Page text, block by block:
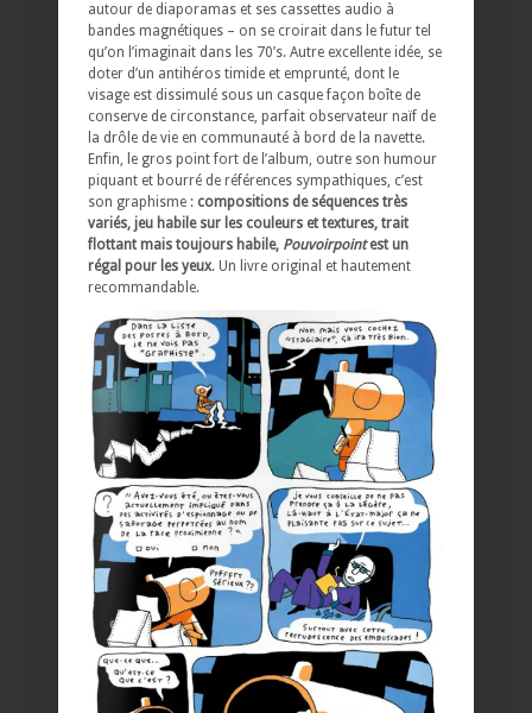
autour de diaporamas et ses cassettes audio à
bandes magnétiques – on se croirait dans le futur tel
qu’on l’imaginait dans les 70’s. Autre excellente idée, se
doter d’un antihéros timide et emprunté, dont le
visage est dissimulé sous un casque façon boîte de
conserve de circonstance, parfait observateur naïf de
la drôle de vie en communauté à bord de la navette.
Enfin, le gros point fort de l’album, outre son humour
piquant et bourré de références sympathiques, c’est
son graphisme : compositions de séquences très
variés, jeu habile sur les couleurs et textures, trait
flottant mais toujours habile, Pouvoirpointest un
régal pour les yeux. Un livre original et hautement
recommandable.